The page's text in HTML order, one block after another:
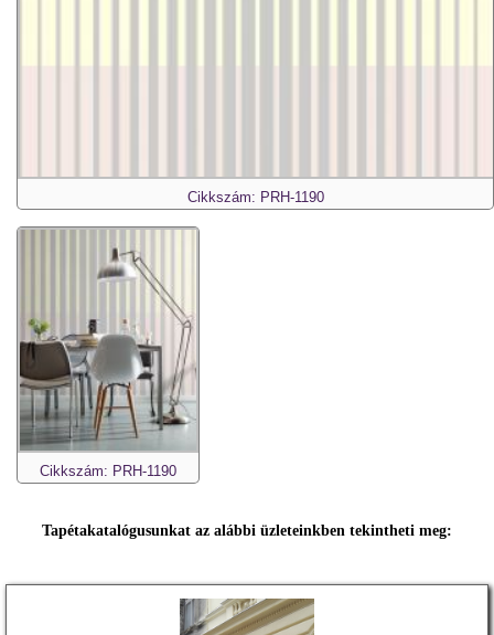
Cikkszám: PRH-1190
Cikkszám: PRH-1190
Tapétakatalógusunkat az alábbi üzleteinkben tekintheti meg: